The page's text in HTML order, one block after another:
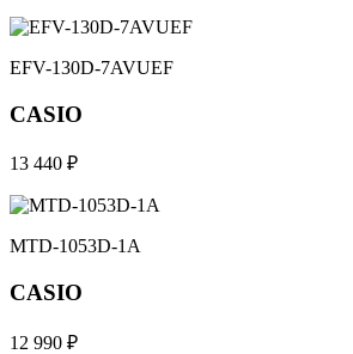
EFV-130D-7AVUEF
CASIO
13 440 ₽
MTD-1053D-1A
CASIO
12 990 ₽